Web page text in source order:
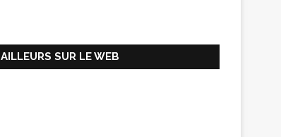
AILLEURS SUR LE WEB